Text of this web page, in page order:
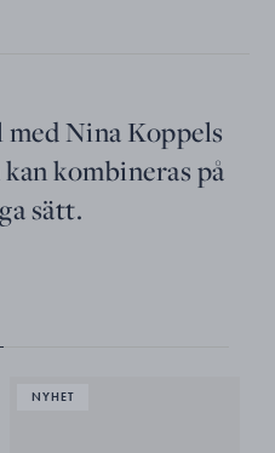
Nina Koppels
kombineras på
sätt.